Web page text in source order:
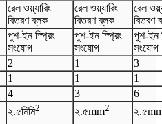
রেল ওয়্যারিং
বিতরণ ব্লক
রেল ওয়্যারিং
বিতরণ ব্লক
রেল
বিতরণ
পুশ-ইন স্প্রিং
সংযোগ
পুশ-ইন স্প্রিং
সংযোগ
পুশ-ইন
সংযোগ
2 1
3
1 1
1
4 3
6
২.৫মিমি2 ২.৫mm2 ২.৫